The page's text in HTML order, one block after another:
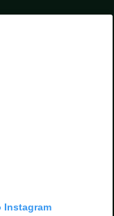
Instagram